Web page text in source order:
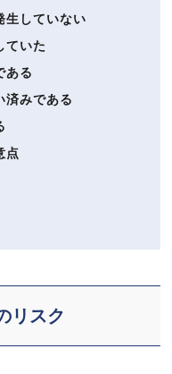
生していない
ていた
ある
済みである
点
リスク